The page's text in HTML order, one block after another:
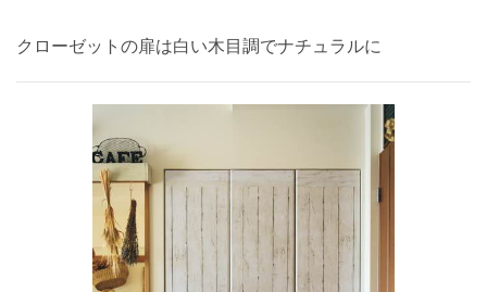
クローゼットの扉は白い木目調でナチュラルに